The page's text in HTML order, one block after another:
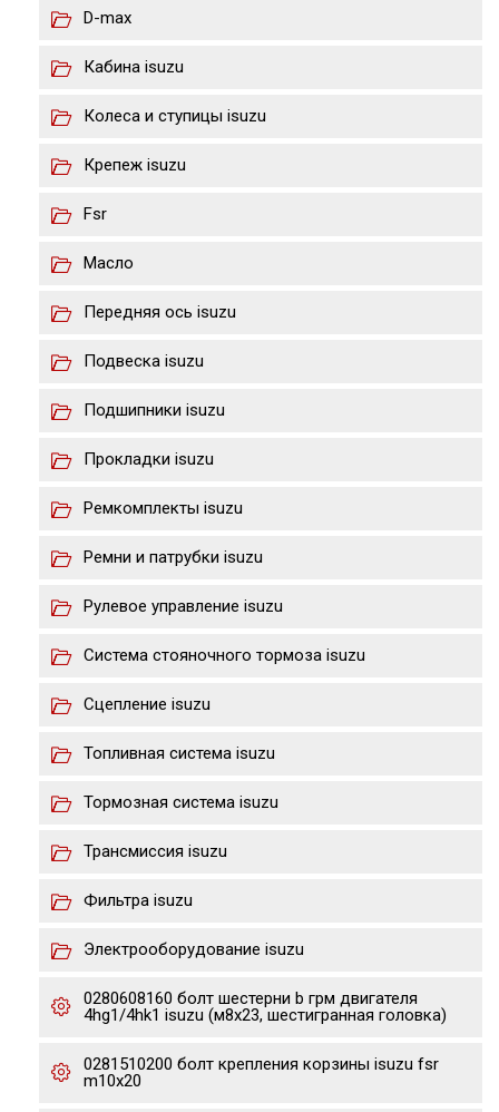
D-max
Кабина isuzu
Колеса и ступицы isuzu
Крепеж isuzu
Fsr
Масло
Передняя ось isuzu
Подвеска isuzu
Подшипники isuzu
Прокладки isuzu
Ремкомплекты isuzu
Ремни и патрубки isuzu
Рулевое управление isuzu
Система стояночного тормоза isuzu
Сцепление isuzu
Топливная система isuzu
Тормозная система isuzu
Трансмиссия isuzu
Фильтра isuzu
Электрооборудование isuzu
0280608160 болт шестерни b грм двигателя
4hg1/4hk1 isuzu (м8х23, шестигранная головка)
0281510200 болт крепления корзины isuzu fsr
m10x20